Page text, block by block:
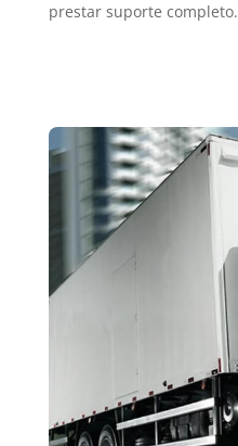
prestar suporte completo.